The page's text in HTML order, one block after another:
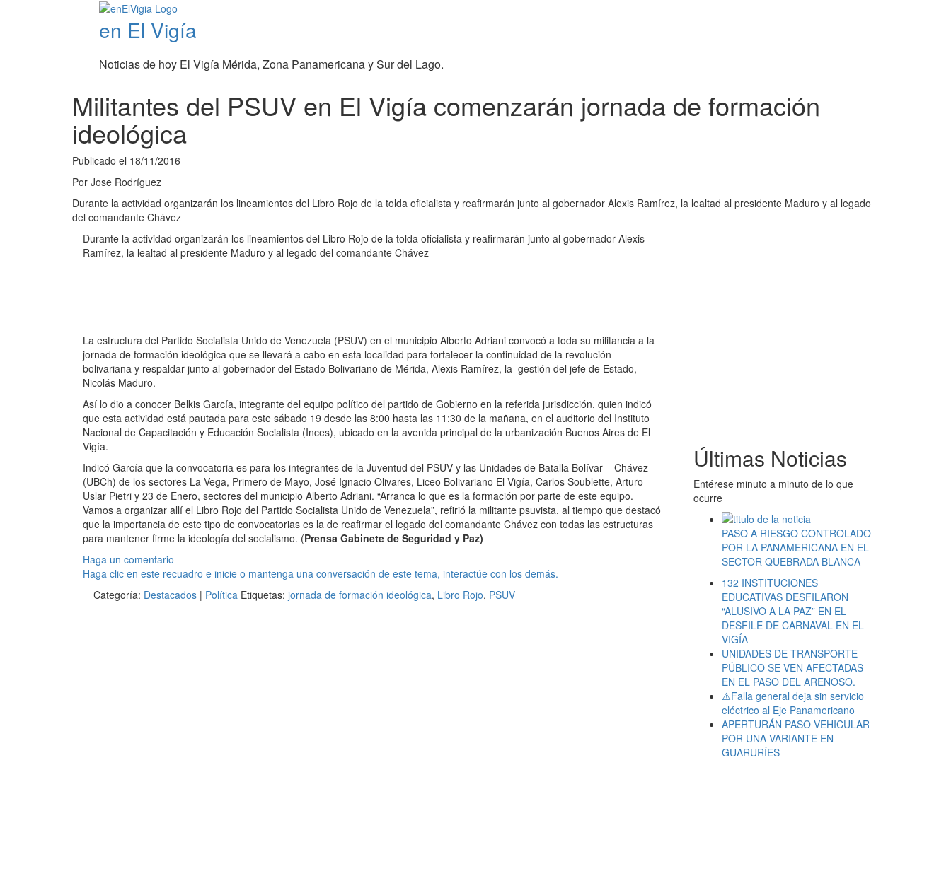
en El Vigía
Noticias de hoy El Vigía Mérida, Zona Panamericana y Sur del Lago.
Militantes del PSUV en El Vigía comenzarán jornada de formación
ideológica
Publicado el 18/11/2016
Por Jose Rodríguez
Durante la actividad organizarán los lineamientos del Libro Rojo de la tolda oficialista y reafirmarán junto al gobernador Alexis Ramírez, la lealtad al presidente Maduro y al legado
del comandante Chávez
Durante la actividad organizarán los lineamientos del Libro Rojo de la tolda oficialista y reafirmarán junto al gobernador Alexis
Ramírez, la lealtad al presidente Maduro y al legado del comandante Chávez
La estructura del Partido Socialista Unido de Venezuela (PSUV) en el municipio Alberto Adriani convocó a toda su militancia a la
jornada de formación ideológica que se llevará a cabo en esta localidad para fortalecer la continuidad de la revolución
bolivariana y respaldar junto al gobernador del Estado Bolivariano de Mérida, Alexis Ramírez, la gestión del jefe de Estado,
Nicolás Maduro.
Así lo dio a conocer Belkis García, integrante del equipo político del partido de Gobierno en la referida jurisdicción, quien indicó
que esta actividad está pautada para este sábado 19 desde las 8:00 hasta las 11:30 de la mañana, en el auditorio del Instituto
Nacional de Capacitación y Educación Socialista (Inces), ubicado en la avenida principal de la urbanización Buenos Aires de El
Vigía.
Indicó García que la convocatoria es para los integrantes de la Juventud del PSUV y las Unidades de Batalla Bolívar – Chávez
(UBCh) de los sectores La Vega, Primero de Mayo, José Ignacio Olivares, Liceo Bolivariano El Vigía, Carlos Soublette, Arturo
Uslar Pietri y 23 de Enero, sectores del municipio Alberto Adriani. “Arranca lo que es la formación por parte de este equipo.
Vamos a organizar allí el Libro Rojo del Partido Socialista Unido de Venezuela”, refirió la militante psuvista, al tiempo que destacó
que la importancia de este tipo de convocatorias es la de reafirmar el legado del comandante Chávez con todas las estructuras
para mantener firme la ideología del socialismo. (Prensa Gabinete de Seguridad y Paz)
Haga un comentario
Haga clic en este recuadro e inicie o mantenga una conversación de este tema, interactúe con los demás.
Categoría: Destacados | Política Etiquetas: jornada de formación ideológica, Libro Rojo, PSUV
Últimas Noticias
Entérese minuto a minuto de lo que
ocurre
PASO A RIESGO CONTROLADO
POR LA PANAMERICANA EN EL
SECTOR QUEBRADA BLANCA
132 INSTITUCIONES
EDUCATIVAS DESFILARON
“ALUSIVO A LA PAZ” EN EL
DESFILE DE CARNAVAL EN EL
VIGÍA
UNIDADES DE TRANSPORTE
PÚBLICO SE VEN AFECTADAS
EN EL PASO DEL ARENOSO.
⚠️Falla general deja sin servicio
eléctrico al Eje Panamericano
APERTURÁN PASO VEHICULAR
POR UNA VARIANTE EN
GUARURÍES